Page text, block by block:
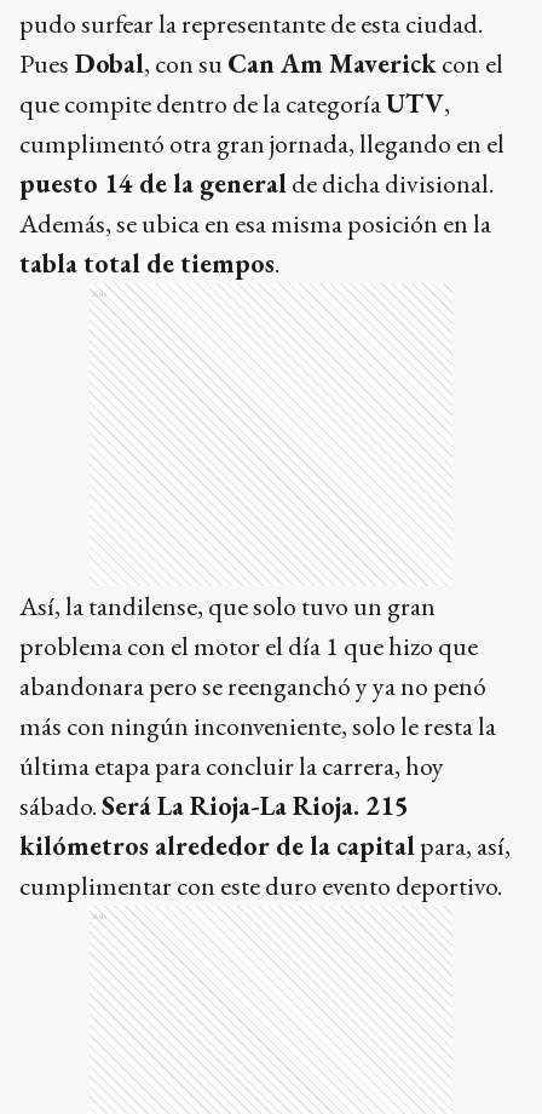
pudo surfear la representante de esta ciudad.
Pues Dobal, con suCan Am Maverickcon el
que compite dentro de la categoríaUTV,
cumplimentó otra gran jornada, llegando en el
puesto 14 de la generalde dicha divisional.
Además, se ubica en esa misma posición en la
tabla total de tiempos.
Ads
Así, la tandilense, que solo tuvo un gran
problema con el motor el día 1 que hizo que
abandonara pero se reenganchó y ya no penó
más con ningún inconveniente, solo le resta la
última etapa para concluir la carrera, hoy
sábado.Será La Rioja-La Rioja. 215
kilómetros alrededor de la capitalpara, así,
cumplimentar con este duro evento deportivo.
Ads